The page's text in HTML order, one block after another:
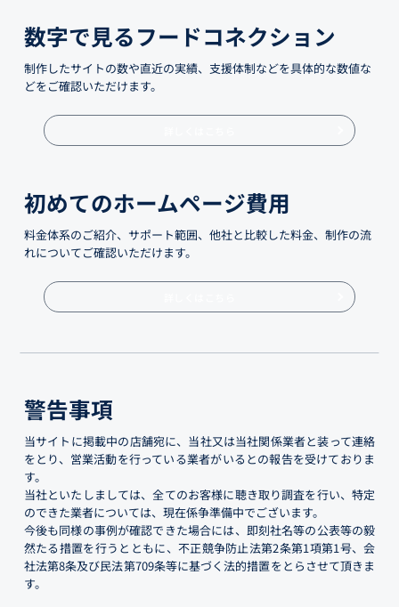
数字で見るフードコネクション
制作したサイトの数や直近の実績、支援体制などを具体的な数値な
どをご確認いただけます。
初めてのホームページ費用
料金体系のご紹介、サポート範囲、他社と比較した料金、制作の流
れについてご確認いただけます。
警告事項
当サイトに掲載中の店舗宛に、当社又は当社関係業者と装って連絡
をとり、営業活動を行っている業者がいるとの報告を受けておりま
す。
当社といたしましては、全てのお客様に聴き取り調査を行い、特定
のできた業者については、現在係争準備中でございます。
今後も同様の事例が確認できた場合には、即刻社名等の公表等の毅
然たる措置を行うとともに、不正競争防止法第2条第1項第1号、会
社法第8条及び民法第709条等に基づく法的措置をとらさせて頂きま
す。